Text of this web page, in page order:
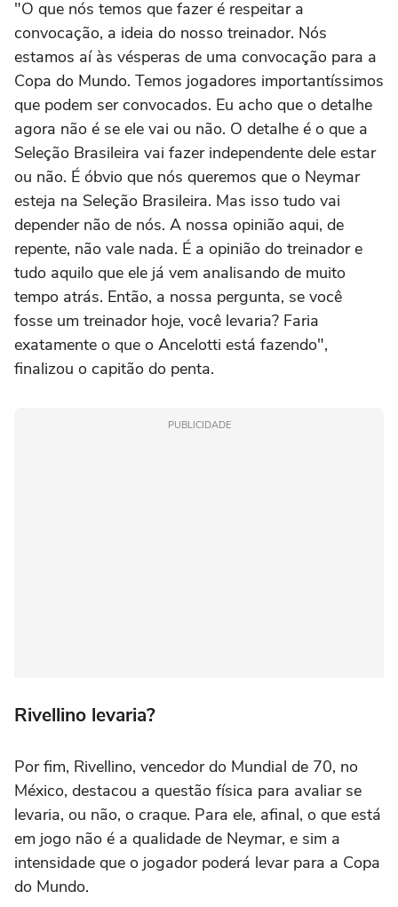
"O que nós temos que fazer é respeitar a
convocação, a ideia do nosso treinador. Nós
estamos aí às vésperas de uma convocação para a
Copa do Mundo. Temos jogadores importantíssimos
que podem ser convocados. Eu acho que o detalhe
agora não é se ele vai ou não. O detalhe é o que a
Seleção Brasileira vai fazer independente dele estar
ou não. É óbvio que nós queremos que o Neymar
esteja na Seleção Brasileira. Mas isso tudo vai
depender não de nós. A nossa opinião aqui, de
repente, não vale nada. É a opinião do treinador e
tudo aquilo que ele já vem analisando de muito
tempo atrás. Então, a nossa pergunta, se você
fosse um treinador hoje, você levaria? Faria
exatamente o que o Ancelotti está fazendo",
finalizou o capitão do penta.
PUBLICIDADE
Rivellino levaria?
Por fim, Rivellino, vencedor do Mundial de 70, no
México, destacou a questão física para avaliar se
levaria, ou não, o craque. Para ele, afinal, o que está
em jogo não é a qualidade de Neymar, e sim a
intensidade que o jogador poderá levar para a Copa
do Mundo.